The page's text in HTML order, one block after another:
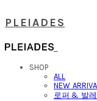
PLEIADES
SHOP
ALL
NEW
로퍼 & 발